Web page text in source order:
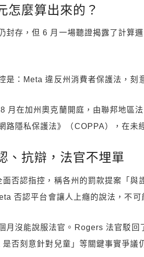
怎麼算出來的？
封存，但 6 月一場聽證揭露了計算
是：Meta 違反州消費者保護法，
月在加州奧克蘭開庭，由聯邦地區
路隱私保護法》（COPPA），在未
、抗辯，法官不埋單
否認指控，稱各州的罰款提案「
否認平台會讓人上癮的說法，不可
月沒能說服法官。Rogers 法官駁
否刻意針對兒童」等關鍵事實爭議